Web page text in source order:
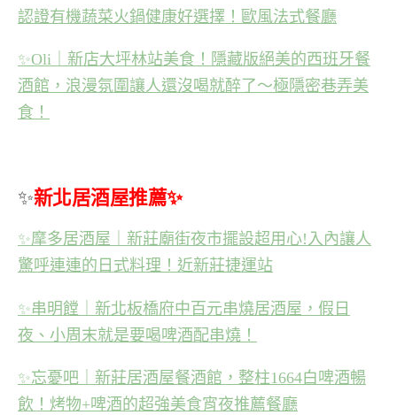
認證有機蔬菜火鍋健康好選擇！歐風法式餐廳
✨Oli｜新店大坪林站美食！隱藏版絕美的西班牙餐
酒館，浪漫氛圍讓人還沒喝就醉了～極隱密巷弄美
食！
✨新北居酒屋推薦✨
✨摩多居酒屋｜新莊廟街夜市擺設超用心!入內讓人
驚呼連連的日式料理！近新莊捷運站
✨串明饄｜新北板橋府中百元串燒居酒屋，假日
夜、小周末就是要喝啤酒配串燒！
✨忘憂吧｜新莊居酒屋餐酒館，整柱1664白啤酒暢
飲！烤物+啤酒的超強美食宵夜推薦餐廳